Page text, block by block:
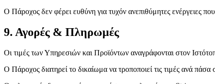
Ο Πάροχος δεν φέρει ευθύνη για τυχόν ανεπιθύμητες
9. Αγορές & Πληρωμές
Οι τιμές των Υπηρεσιών και Προϊόντων αναγράφονται στον
Ο Πάροχος διατηρεί το δικαίωμα να τροποποιεί τις τιμές ανά